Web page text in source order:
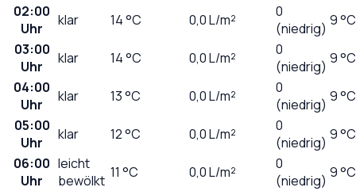
02:00
Uhr
klar 14°C 0,0L/m²
0
(niedrig) 9 °C
03:00
Uhr
klar 14°C 0,0L/m²
0
(niedrig) 9 °C
04:00
Uhr
klar 13°C 0,0L/m²
0
(niedrig) 9 °C
05:00
Uhr
klar 12°C 0,0L/m²
0
(niedrig) 9 °C
06:00
Uhr
leicht
bewölkt 11 °C 0,0L/m²
0
(niedrig) 9 °C